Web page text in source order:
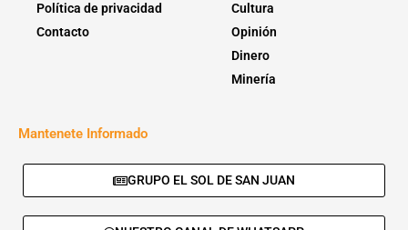
Política de privacidad
Contacto
Cultura
Opinión
Dinero
Minería
Mantenete Informado
GRUPO EL SOL DE SAN JUAN